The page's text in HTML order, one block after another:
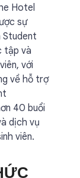
Hotel
sự
Student
tập và
với
về hỗ trợ
40 buổi
dịch vụ
viên.